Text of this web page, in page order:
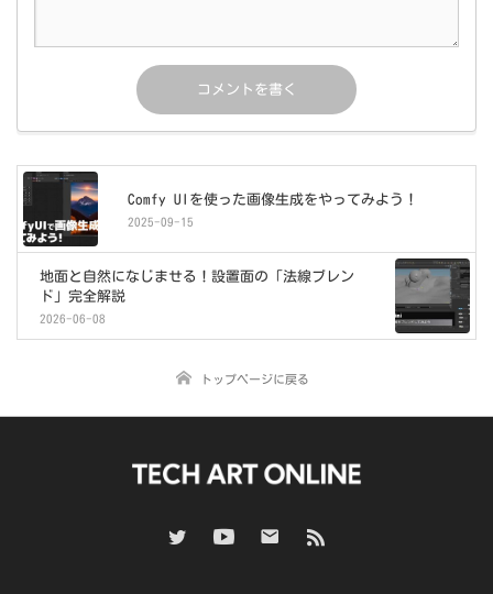
Comfy UIを使った画像生成をやってみよう！
2025-09-15
地面と自然になじませる！設置面の「法線ブレン
ド」完全解説
2026-06-08
トップページに戻る